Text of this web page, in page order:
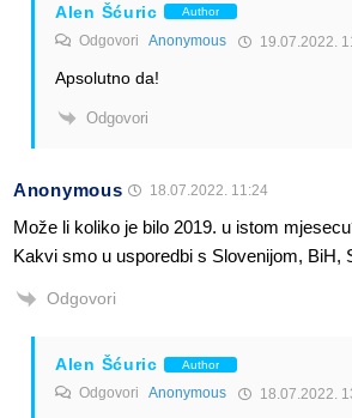
Alen Šćuric Author
Odgovori Anonymous 19.07.2022.
Apsolutno da!
Odgovori
Anonymous 18.07.2022. 11:24
Može li koliko je bilo 2019. u istom
Kakvi smo u usporedbi s Slovenijom, BiH,
Odgovori
Alen Šćuric Author
Odgovori Anonymous 18.07.2022.